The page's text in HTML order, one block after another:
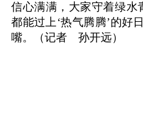
信心满满，大家守着绿水
都能过上‘热气腾腾’的好
嘴。（记者 孙开远）